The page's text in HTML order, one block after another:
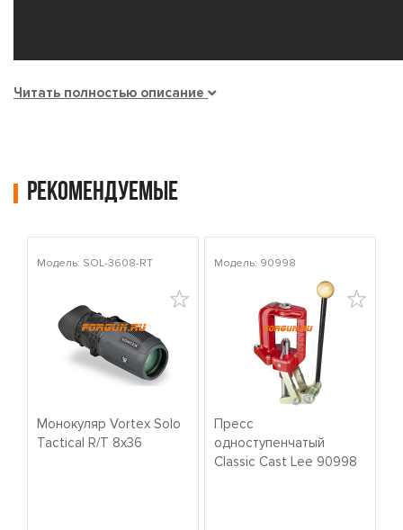
Читать полностью описание
Рекомендуемые
Модель: SOL-3608-RT
Монокуляр Vortex Solo
Tactical R/T 8x36
Модель: 90998
Пресс
одноступенчатый
Classic Cast Lee 90998